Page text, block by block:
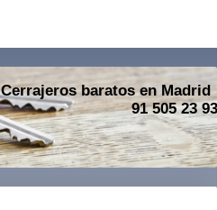
Cerrajeros baratos en Madrid
91 505 23